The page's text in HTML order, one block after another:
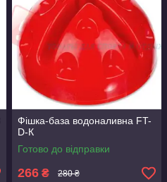
Фішка-база водоналивна FT-
D-К
Готово до відправки
266 ₴ 280 ₴